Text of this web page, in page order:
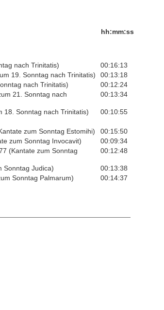
hh:mm:ss
nach Trinitatis)
00:16:13
19. Sonntag nach Trinitatis)
00:13:18
nach Trinitatis)
00:12:24
21. Sonntag nach
00:13:34
18. Sonntag nach Trinitatis)
00:10:55
zum Sonntag Estomihi)
00:15:50
zum Sonntag Invocavit)
00:09:34
(Kantate zum Sonntag
00:12:48
Sonntag Judica)
00:13:38
Sonntag Palmarum) 00:14:37